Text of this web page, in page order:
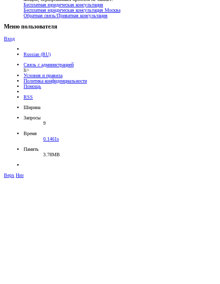
Бесплатная юридическая консультация
Бесплатная юридическая консультация Москва
Обратная связь/Приватная консультация
Меню пользователя
Вход
Russian (RU)
Связь с администрацией
li>
Условия и правила
Политика конфиденциальности
Помощь
RSS
Ширина
Запросы
9
Время
0.1461s
Память
3.78MB
Верх Низ